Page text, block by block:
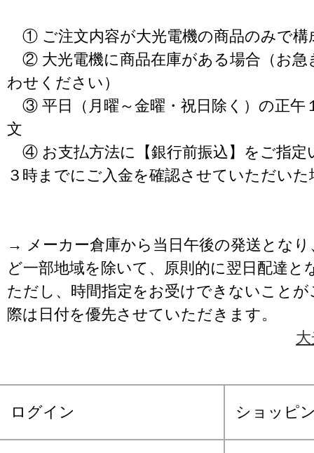
① ご注文内容が大光電機の商品のみで構
② 大光電機に商品在庫がある場合（お急
わせください）
③ 平日（月曜～金曜・祝日除く）の正午
文
④ お支払方法に【銀行前振込】をご指定
３時までにご入金を確認させていただいた
→ メーカー倉庫から当日午後の発送となり
ど一部地域を除いて、原則的に翌日配達と
ただし、時間指定をお受けできないこと
際は日付を優先させていただきます。
ログイン ショッピ